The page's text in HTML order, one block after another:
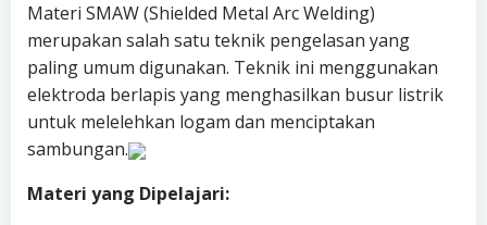
Materi SMAW (Shielded Metal Arc Welding)
merupakan salah satu teknik pengelasan yang
paling umum digunakan. Teknik ini menggunakan
elektroda berlapis yang menghasilkan busur listrik
untuk melelehkan logam dan menciptakan
sambungan.
Materi yang Dipelajari: